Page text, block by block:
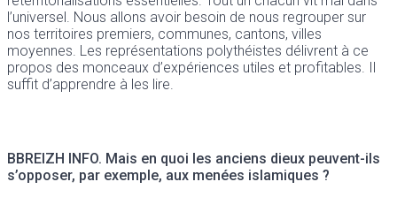
l’universel. Nous allons avoir besoin de nous regrouper sur
nos territoires premiers, communes, cantons, villes
moyennes. Les représentations polythéistes délivrent à ce
propos des monceaux d’expériences utiles et profitables. Il
suffit d’apprendre à les lire.
BBREIZH INFO. Mais en quoi les anciens dieux peuvent-ils
s’opposer, par exemple, aux menées islamiques ?